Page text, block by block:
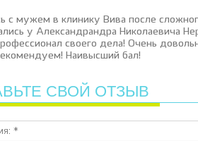
с мужем в клинику Вива после
у Александрандра Николаевича
своего дела! Очень
Наивысший бал!
СВОЙ ОТЗЫВ